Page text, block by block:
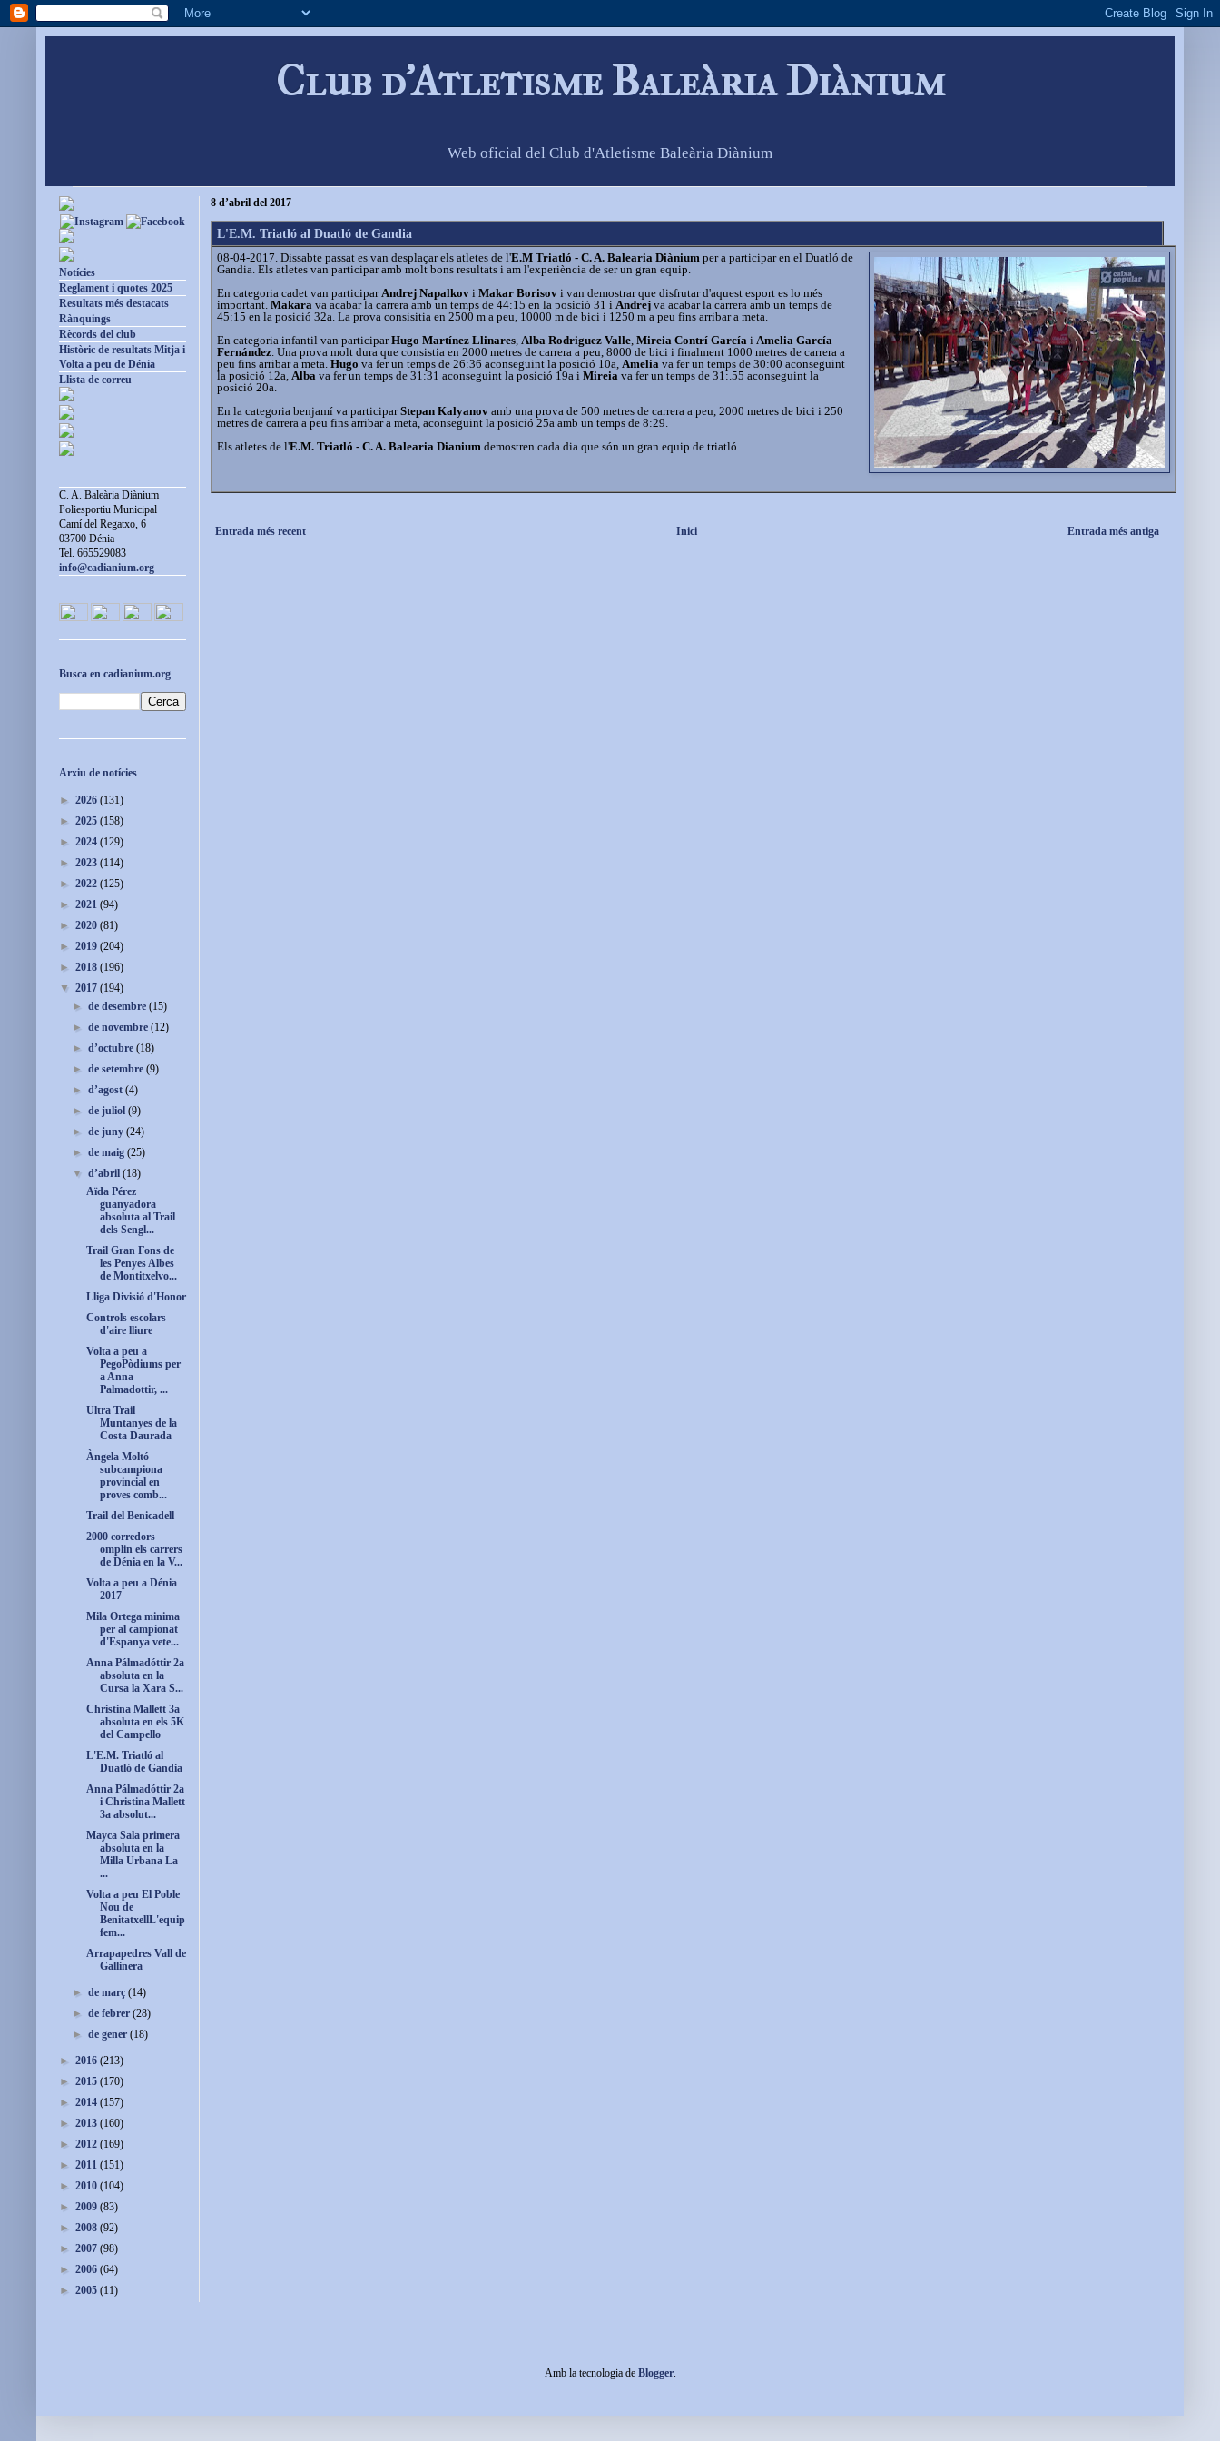
Club d'Atletisme Baleària Diànium
Web oficial del Club d'Atletisme Baleària Diànium
8 d’abril del 2017
L'E.M. Triatló al Duatló de Gandia
08-04-2017. Dissabte passat es van desplaçar els atletes de l'E.M Triatló - C. A. Balearia Diànium per a participar en el Duatló de
Gandia. Els atletes van participar amb molt bons resultats i am l'experiència de ser un gran equip.
En categoria cadet van participar Andrej Napalkov i Makar Borisov i van demostrar que disfrutar d'aquest esport es lo més
important. Makara va acabar la carrera amb un temps de 44:15 en la posició 31 i Andrej va acabar la carrera amb un temps de
45:15 en la posició 32a. La prova consisitia en 2500 m a peu, 10000 m de bici i 1250 m a peu fins arribar a meta.
En categoria infantil van participarHugo Martínez Llinares Alba Rodriguez Valle Mireia Contrí García i Amelia García
Fernández . Una prova molt dura que consistia en 2000 metres de carrera a peu, 8000 de bici i finalment 1000 metres de carrera a
peu fins arribar a meta. Hugo va fer un temps de 26:36 aconseguint la posició 10a, Amelia va fer un temps de 30:00 aconseguint
la posició 12a, Alba va fer un temps de 31:31 aconseguint la posició 19a i Mireia va fer un temps de 31:.55 aconseguint la
posició 20a.
En la categoria benjamí va participarStepan Kalyanov amb una prova de 500 metres de carrera a peu, 2000 metres de bici i 250
metres de carrera a peu fins arribar a meta, aconseguint la posició 25a amb un temps de 8:29.
Els atletes de l'E.M. Triatló - C. A. Balearia Dianium demostren cada dia que són un gran equip de triatló.
Entrada més recent Entrada més antiga
Inici
Notícies
Reglament i quotes 2025
Resultats més destacats
Rànquings
Rècords del club
Històric de resultats Mitja i
Volta a peu de Dénia
Llista de correu
C. A. Baleària Diànium
Poliesportiu Municipal
Camí del Regatxo, 6
03700 Dénia
Tel. 665529083
info@cadianium.org
Busca en cadianium.org
Arxiu de notícies
► 2026 (131)
► 2025 (158)
► 2024 (129)
► 2023 (114)
► 2022 (125)
► 2021 (94)
► 2020 (81)
► 2019 (204)
► 2018 (196)
▼ 2017 (194)
►de desembre(15)
►de novembre(12)
►d’octubre(18)
►de setembre(9)
►d’agost(4)
►de juliol(9)
►de juny(24)
►de maig(25)
▼d’abril(18)
Aïda Pérez
guanyadora
absoluta al Trail
dels Sengl...
Trail Gran Fons de
les Penyes Albes
de Montitxelvo...
Lliga Divisió d'Honor
Controls escolars
d'aire lliure
Volta a peu a
PegoPòdiums per
a Anna
Palmadottir, ...
Ultra Trail
Muntanyes de la
Costa Daurada
Àngela Moltó
subcampiona
provincial en
proves comb...
Trail del Benicadell
2000 corredors
omplin els carrers
de Dénia en la V...
Volta a peu a Dénia
2017
Mila Ortega minima
per al campionat
d'Espanya vete...
Anna Pálmadóttir 2a
absoluta en la
Cursa la Xara S...
Christina Mallett 3a
absoluta en els 5K
del Campello
L'E.M. Triatló al
Duatló de Gandia
Anna Pálmadóttir 2a
i Christina Mallett
3a absolut...
Mayca Sala primera
absoluta en la
Milla Urbana La
...
Volta a peu El Poble
Nou de
BenitatxellL'equip
fem...
Arrapapedres Vall de
Gallinera
►de març(14)
►de febrer(28)
►de gener(18)
► 2016 (213)
► 2015 (170)
► 2014 (157)
► 2013 (160)
► 2012 (169)
► 2011 (151)
► 2010 (104)
► 2009 (83)
► 2008 (92)
► 2007 (98)
► 2006 (64)
► 2005 (11)
Amb la tecnologia de Blogger.